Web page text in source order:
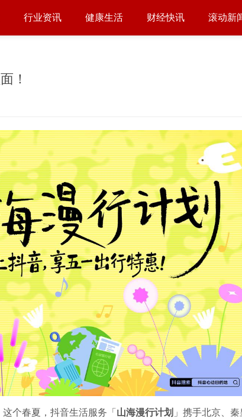
行业资讯 健康生活 财经快讯 滚动新
！
个春夏，抖音生活服务「 山海漫行计划 」携手北京、秦